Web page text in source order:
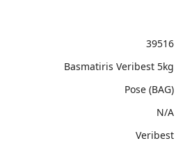
39516
Basmatiris Veribest 5kg
Pose (BAG)
N/A
Veribest